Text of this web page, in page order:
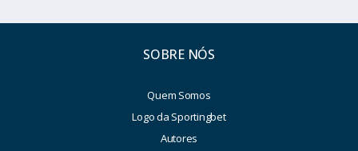
SOBRE NÓS
Quem Somos
Logo da Sportingbet
Autores